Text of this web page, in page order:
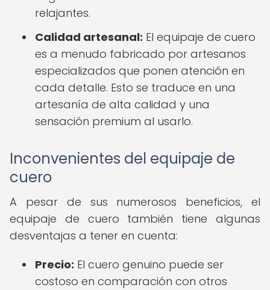
relajantes.
Calidad artesanal: El equipaje de cuero
es a menudo fabricado por artesanos
especializados que ponen atención en
cada detalle. Esto se traduce en una
artesanía de alta calidad y una
sensación premium al usarlo.
Inconvenientes del equipaje de
cuero
A pesar de sus numerosos beneficios, el
equipaje de cuero también tiene algunas
desventajas a tener en cuenta:
Precio: El cuero genuino puede ser
costoso en comparación con otros